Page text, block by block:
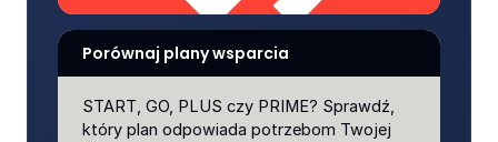
Porównaj plany wsparcia
START, GO, PLUS czy PRIME? Sprawdź,
który plan odpowiada potrzebom Twojej